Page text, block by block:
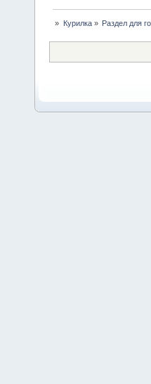
» Курилка» Раздел для